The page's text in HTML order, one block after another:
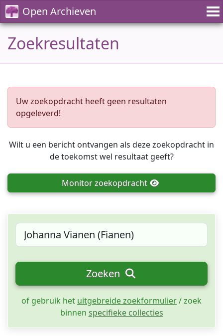
Open Archieven
Zoekresultaten
Uw zoekopdracht heeft geen resultaten
opgeleverd!
Wilt u een bericht ontvangen als deze zoekopdracht in
de toekomst wel resultaat geeft?
Monitorzoekopdracht
Zoeken
of gebruik het uitgebreide zoekformulier/ zoek
binnen specifieke collecties